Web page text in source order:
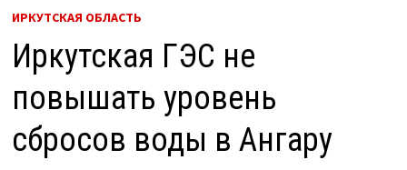
ИРКУТСКАЯ ОБЛАСТЬ
Иркутская ГЭС не
повышать уровень
сбросов воды в Ангару